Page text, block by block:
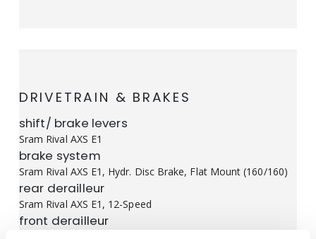
DRIVETRAIN & BRAKES
shift/ brake levers
Sram Rival AXS E1
brake system
Sram Rival AXS E1, Hydr. Disc Brake, Flat Mount (160/160)
rear derailleur
Sram Rival AXS E1, 12-Speed
front derailleur